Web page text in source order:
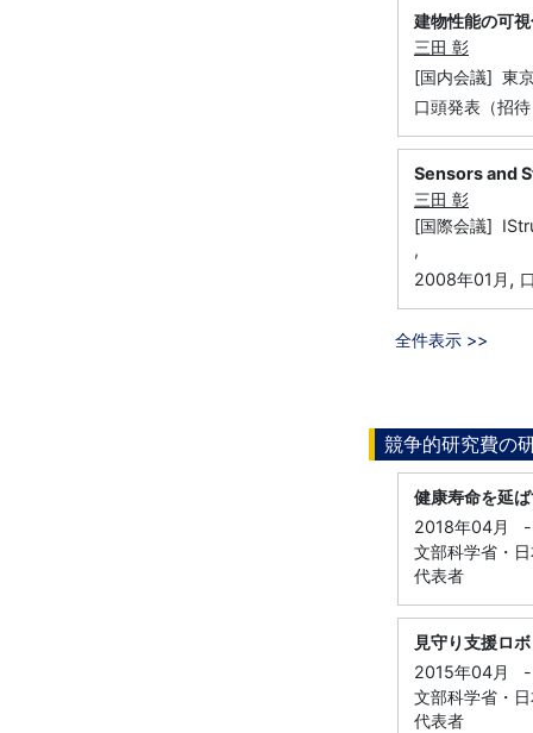
建物性能の可
三田 彰
[国内会議] 東
口頭発表（招
Sensors and
三田 彰
[国際会議]
,
2008年01月 ,
全件表示 >>
競争的研究費の
健康寿命を延
2018年04月
-
文部科学省・
代表者
見守り支援ロ
2015年04月
-
文部科学省・
代表者